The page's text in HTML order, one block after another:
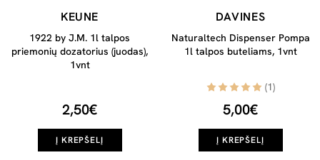
KEUNE
1922 by J.M. 1l talpos
priemonių dozatorius (juodas),
1vnt
2,50€
Į KREPŠELĮ
DAVINES
Naturaltech Dispenser Pompa
1l talpos buteliams, 1vnt
(1)
5,00€
Į KREPŠELĮ